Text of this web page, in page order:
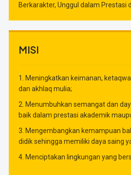
Berkarakter, Unggul dalam Prestasi
MISI
1. Meningkatkan keimanan,
dan akhlaq mulia;
2. Menumbuhkan semangat dan
baik dalam prestasi akademik
3. Mengembangkan kemampuan
didik sehingga memiliki daya saing
4. Menciptakan lingkungan yang